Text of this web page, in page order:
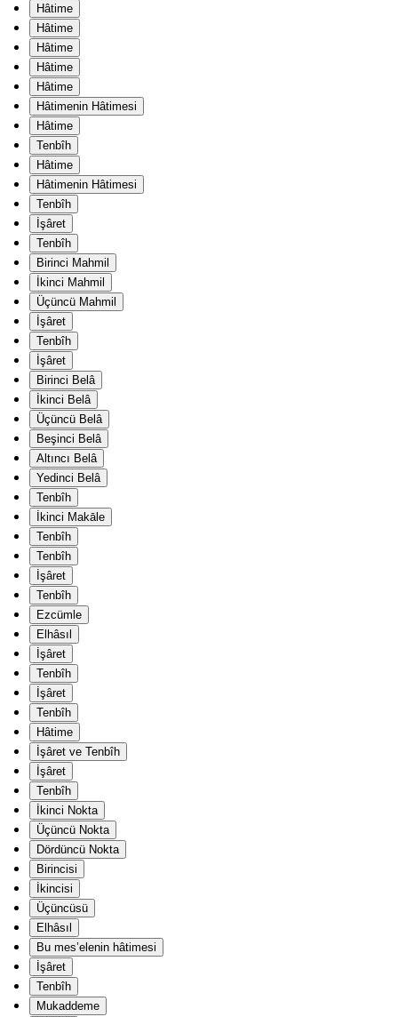
Hâtime
Hâtime
Hâtime
Hâtime
Hâtime
Hâtimenin Hâtimesi
Hâtime
Tenbîh
Hâtime
Hâtimenin Hâtimesi
Tenbîh
İşâret
Tenbîh
Birinci Mahmil
İkinci Mahmil
Üçüncü Mahmil
İşâret
Tenbîh
İşâret
Birinci Belâ
İkinci Belâ
Üçüncü Belâ
Beşinci Belâ
Altıncı Belâ
Yedinci Belâ
Tenbîh
İkinci Makāle
Tenbîh
Tenbîh
İşâret
Tenbîh
Ezcümle
Elhâsıl
İşâret
Tenbîh
İşâret
Tenbîh
Hâtime
İşâret ve Tenbîh
İşâret
Tenbîh
İkinci Nokta
Üçüncü Nokta
Dördüncü Nokta
Birincisi
İkincisi
Üçüncüsü
Elhâsıl
Bu mes’elenin hâtimesi
İşâret
Tenbîh
Mukaddeme